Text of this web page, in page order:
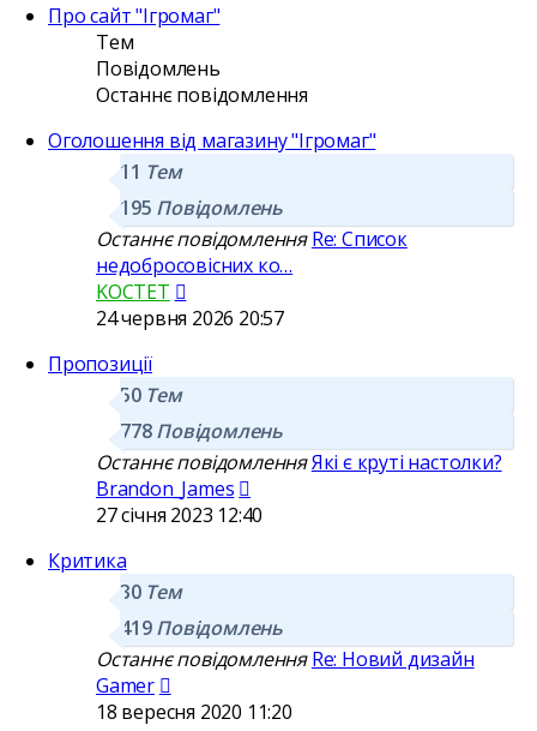
Про сайт "Ігромаг"
Тем
Повідомлень
Останнє повідомлення
Оголошення від магазину "Ігромаг"
11 Тем
195 Повідомлень
Останнє повідомлення Re: Список
недобросовісних ко…
KOCTET
останнє
24 червня 2026 20:57
Пропозиції
50 Тем
778Повідомлень
Останнє повідомленняЯкі є круті настолки?
Brandon_James
останнє
27 січня 2023 12:40
Критика
30 Тем
419Повідомлень
Останнє повідомлення Re: Новий дизайн
Gamer
останнє
18 вересня 2020 11:20